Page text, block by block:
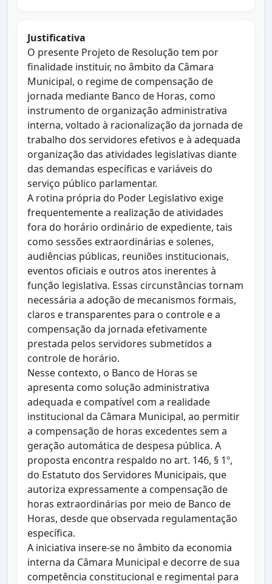
Justificativa
O presente Projeto de Resolução tem por
finalidade instituir, no âmbito da Câmara
Municipal, o regime de compensação de
jornada mediante Banco de Horas, como
instrumento de organização administrativa
interna, voltado à racionalização da jornada de
trabalho dos servidores efetivos e à adequada
organização das atividades legislativas diante
das demandas específicas e variáveis do
serviço público parlamentar.
A rotina própria do Poder Legislativo exige
frequentemente a realização de atividades
fora do horário ordinário de expediente, tais
como sessões extraordinárias e solenes,
audiências públicas, reuniões institucionais,
eventos oficiais e outros atos inerentes à
função legislativa. Essas circunstâncias tornam
necessária a adoção de mecanismos formais,
claros e transparentes para o controle e a
compensação da jornada efetivamente
prestada pelos servidores submetidos a
controle de horário.
Nesse contexto, o Banco de Horas se
apresenta como solução administrativa
adequada e compatível com a realidade
institucional da Câmara Municipal, ao permitir
a compensação de horas excedentes sem a
geração automática de despesa pública. A
proposta encontra respaldo no art. 146, § 1º,
do Estatuto dos Servidores Municipais, que
autoriza expressamente a compensação de
horas extraordinárias por meio de Banco de
Horas, desde que observada regulamentação
específica.
A iniciativa insere-se no âmbito da economia
interna da Câmara Municipal e decorre de sua
competência constitucional e regimental para